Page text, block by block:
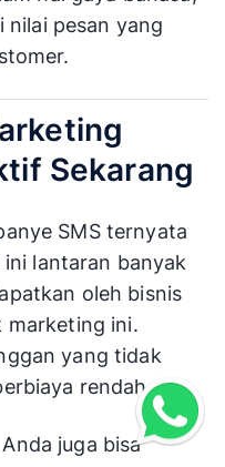
nilai pesan yang
Sekarang
SMS ternyata
lantaran banyak
oleh bisnis
marketing ini.
yang tidak
rendah.
juga bisa